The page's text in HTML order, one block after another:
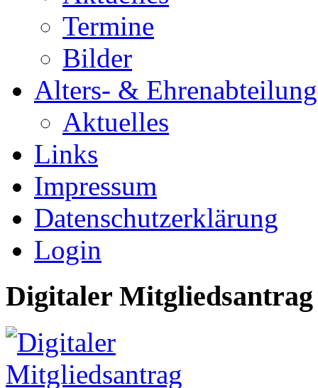
Termine
Bilder
Alters- & Ehrenabteilung
Aktuelles
Links
Impressum
Datenschutzerklärung
Login
Digitaler Mitgliedsantrag